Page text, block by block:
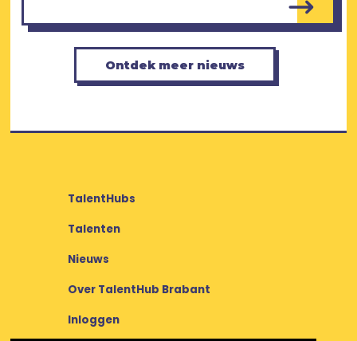
Ontdek meer nieuws
TalentHubs
Talenten
Nieuws
Over TalentHub Brabant
Inloggen